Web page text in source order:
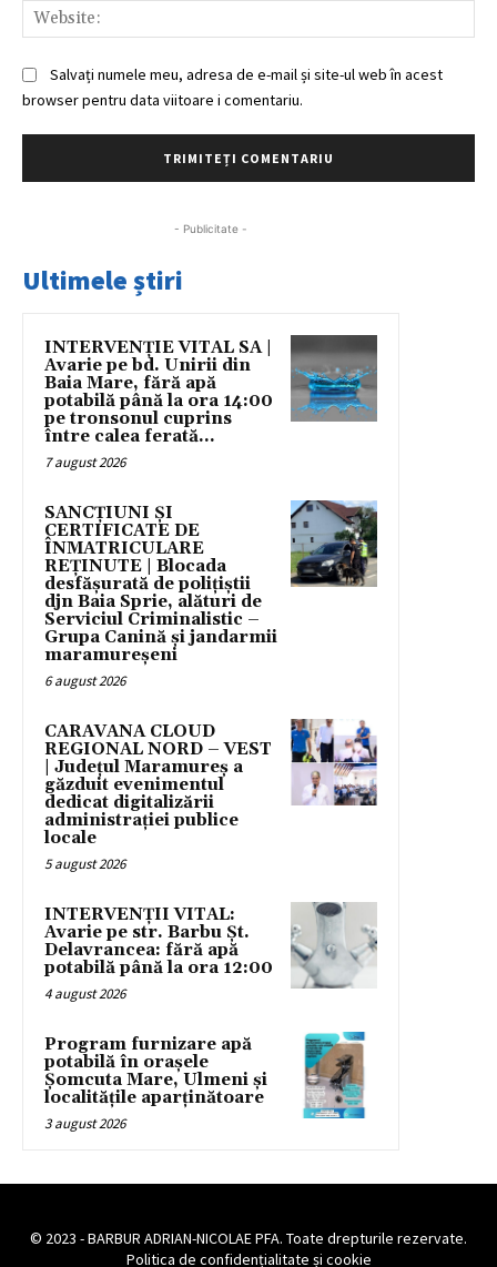
Salvați numele meu, adresa de e-mail și site-ul web în acest
browser pentru data viitoare i comentariu.
- Publicitate -
Ultimele știri
INTERVENȚIE VITAL SA |
Avarie pe bd. Unirii din
Baia Mare, fără apă
potabilă până la ora 14:00
pe tronsonul cuprins
între calea ferată...
7 august 2026
SANCȚIUNI ȘI
CERTIFICATE DE
ÎNMATRICULARE
REȚINUTE | Blocada
desfășurată de polițiștii
djn Baia Sprie, alături de
Serviciul Criminalistic –
Grupa Canină și jandarmii
maramureșeni
6 august 2026
CARAVANA CLOUD
REGIONAL NORD – VEST
| Județul Maramureș a
găzduit evenimentul
dedicat digitalizării
administrației publice
locale
5 august 2026
INTERVENȚII VITAL:
Avarie pe str. Barbu Șt.
Delavrancea: fără apă
potabilă până la ora 12:00
4 august 2026
Program furnizare apă
potabilă în orașele
Șomcuta Mare, Ulmeni și
localitățile aparținătoare
3 august 2026
© 2023 - BARBUR ADRIAN-NICOLAE PFA. Toate drepturile rezervate.
Politica de confidențialitate și cookie